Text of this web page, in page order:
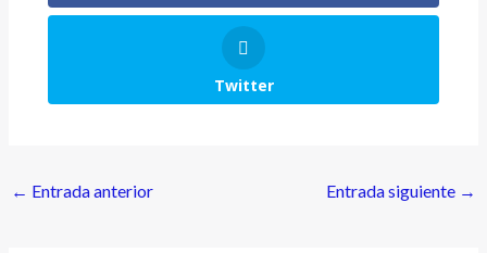
Twitter
← Entrada anterior Entrada siguiente →